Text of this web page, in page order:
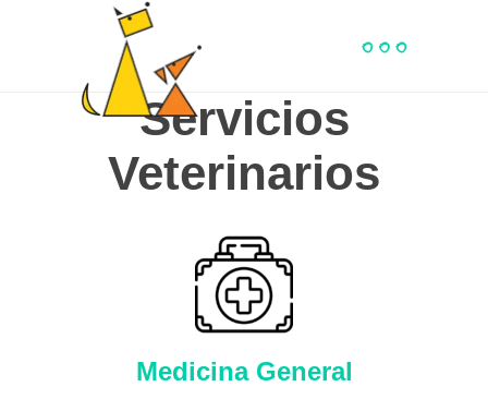
Servicios
Veterinarios
Medicina General